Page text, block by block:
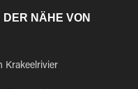
NÄHE VON
Krakeelrivier